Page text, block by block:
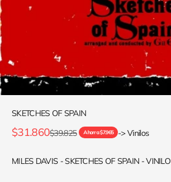
SKETCHES OF SPAIN
Precio de oferta
$31.860Precio normal
$39.825 Ahorra $7.965 -> Vinilos
MILES DAVIS - SKETCHES OF SPAIN - VINILO